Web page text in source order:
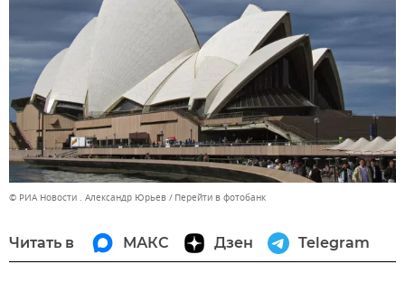
© РИА Новости . Александр Юрьев Перейти в фотобанк
Читать в МАКС Дзен Telegram